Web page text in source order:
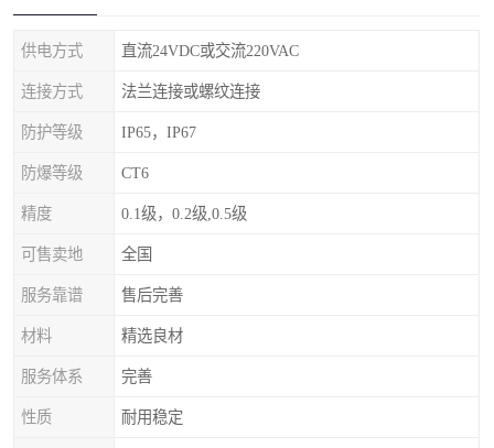
供电方式 直流24VDC或交流220VAC
连接方式 法兰连接或螺纹连接
防护等级 IP65，IP67
防爆等级 CT6
精度 0.1级，0.2级,0.5级
可售卖地 全国
服务靠谱 售后完善
材料 精选良材
服务体系 完善
性质 耐用稳定